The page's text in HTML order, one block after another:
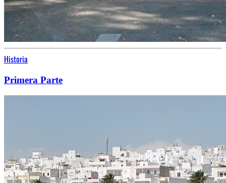
Historia
Primera Parte